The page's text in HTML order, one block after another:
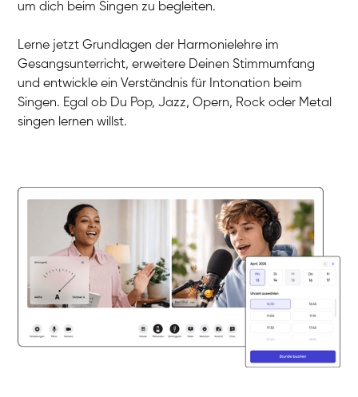
Gesang / Vocal
Gesang / Vocal
Gesang / Vocal
Gesang / Vocal
um dich beim Singen zu begleiten.
Lerne jetzt Grundlagen der Harmonielehre im
Gesangsunterricht, erweitere Deinen Stimmumfang
und entwickle ein Verständnis für Intonation beim
Singen. Egal ob Du Pop, Jazz, Opern, Rock oder Metal
singen lernen willst.